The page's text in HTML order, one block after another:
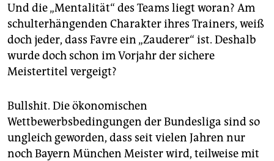
Und die „Mentalität“ des Teams liegt woran? Am
schulterhängenden Charakter ihres Trainers, weiß
doch jeder, dass Favre ein „Zauderer“ ist. Deshalb
wurde doch schon im Vorjahr der sichere
Meistertitel vergeigt?
Bullshit. Die ökonomischen
Wettbewerbsbedingungen der Bundesliga sind so
ungleich geworden, dass seit vielen Jahren nur
noch Bayern München Meister wird, teilweise mit